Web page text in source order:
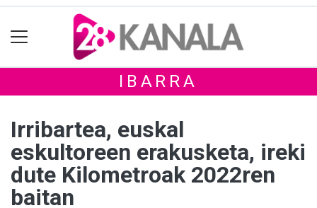
IBARRA
Irribartea, euskal
eskultoreen erakusketa, ireki
dute Kilometroak 2022ren
baitan